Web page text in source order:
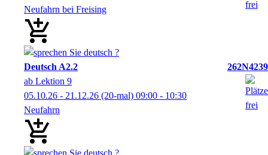
Neufahrn bei Freising
Deutsch A2.2
262N4239
ab Lektion 9
05.10.26 - 21.12.26 (20-mal) 09:00 - 10:30
Neufahrn